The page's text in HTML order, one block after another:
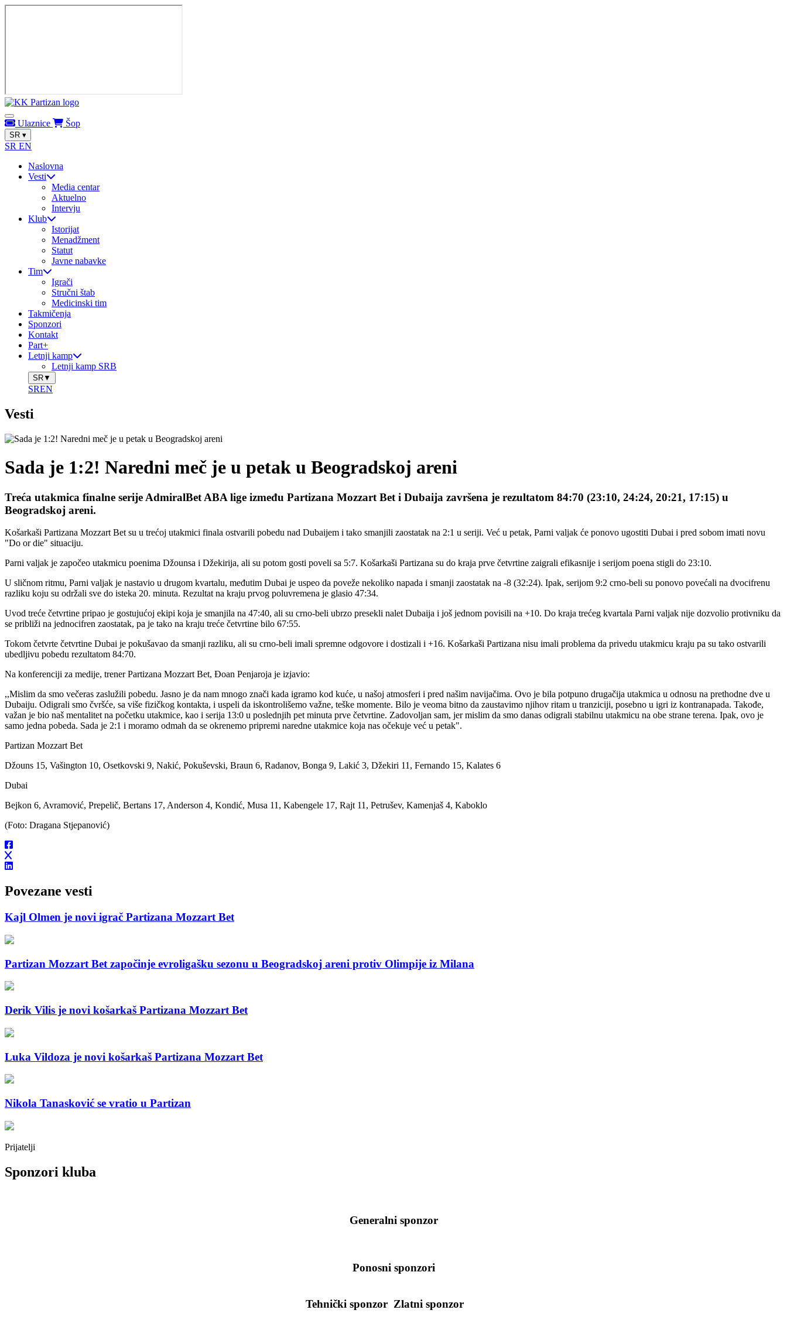
Ulaznice Šop
SR ▾
SR EN
Naslovna
Vesti
Media centar
Aktuelno
Intervju
Klub
Istorijat
Menadžment
Statut
Javne nabavke
Tim
Igrači
Stručni štab
Medicinski tim
Takmičenja
Sponzori
Kontakt
Part+
Letnji kamp
Letnji kamp SRB
SR▼
SREN
Vesti
Sada je 1:2! Naredni meč je u petak u Beogradskoj areni
Treća utakmica finalne serije AdmiralBet ABA lige između Partizana Mozzart Bet i Dubaija završena je rezultatom 84:70 (23:10, 24:24, 20:21, 17:15) u
Beogradskoj areni.
Košarkaši Partizana Mozzart Bet su u trećoj utakmici finala ostvarili pobedu nad Dubaijem i tako smanjili zaostatak na 2:1 u seriji. Već u petak, Parni valjak će ponovo ugostiti Dubai i pred sobom imati novu
"Do or die" situaciju.
Parni valjak je započeo utakmicu poenima Džounsa i Džekirija, ali su potom gosti poveli sa 5:7. Košarkaši Partizana su do kraja prve četvrtine zaigrali efikasnije i serijom poena stigli do 23:10.
U sličnom ritmu, Parni valjak je nastavio u drugom kvartalu, međutim Dubai je uspeo da poveže nekoliko napada i smanji zaostatak na -8 (32:24). Ipak, serijom 9:2 crno-beli su ponovo povećali na dvocifrenu
razliku koju su održali sve do isteka 20. minuta. Rezultat na kraju prvog poluvremena je glasio 47:34.
Uvod treće četvrtine pripao je gostujućoj ekipi koja je smanjila na 47:40, ali su crno-beli ubrzo presekli nalet Dubaija i još jednom povisili na +10. Do kraja trećeg kvartala Parni valjak nije dozvolio protivniku da
se približi na jednocifren zaostatak, pa je tako na kraju treće četvrtine bilo 67:55.
Tokom četvrte četvrtine Dubai je pokušavao da smanji razliku, ali su crno-beli imali spremne odgovore i dostizali i +16. Košarkaši Partizana nisu imali problema da privedu utakmicu kraju pa su tako ostvarili
ubedljivu pobedu rezultatom 84:70.
Na konferenciji za medije, trener Partizana Mozzart Bet, Đoan Penjaroja je izjavio:
,,Mislim da smo večeras zaslužili pobedu. Jasno je da nam mnogo znači kada igramo kod kuće, u našoj atmosferi i pred našim navijačima. Ovo je bila potpuno drugačija utakmica u odnosu na prethodne dve u
Dubaiju. Odigrali smo čvršće, sa više fizičkog kontakta, i uspeli da iskontrolišemo važne, teške momente. Bilo je veoma bitno da zaustavimo njihov ritam u tranziciji, posebno u igri iz kontranapada. Takođe,
važan je bio naš mentalitet na početku utakmice, kao i serija 13:0 u poslednjih pet minuta prve četvrtine. Zadovoljan sam, jer mislim da smo danas odigrali stabilnu utakmicu na obe strane terena. Ipak, ovo je
samo jedna pobeda. Sada je 2:1 i moramo odmah da se okrenemo pripremi naredne utakmice koja nas očekuje već u petak".
Partizan Mozzart Bet
Džouns 15, Vašington 10, Osetkovski 9, Nakić, Pokuševski, Braun 6, Radanov, Bonga 9, Lakić 3, Džekiri 11, Fernando 15, Kalates 6
Dubai
Bejkon 6, Avramović, Prepelič, Bertans 17, Anderson 4, Kondić, Musa 11, Kabengele 17, Rajt 11, Petrušev, Kamenjaš 4, Kaboklo
(Foto: Dragana Stjepanović)
Povezane vesti
Kajl Olmen je novi igrač Partizana Mozzart Bet
Partizan Mozzart Bet započinje evroligašku sezonu u Beogradskoj areni protiv Olimpije iz Milana
Derik Vilis je novi košarkaš Partizana Mozzart Bet
Luka Vildoza je novi košarkaš Partizana Mozzart Bet
Nikola Tanasković se vratio u Partizan
Prijatelji
Sponzori kluba
Generalni sponzor
Ponosni sponzori
Tehnički sponzor Zlatni sponzor